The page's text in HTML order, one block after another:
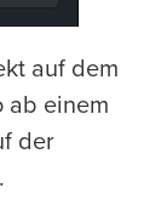
auf dem
ab einem
der